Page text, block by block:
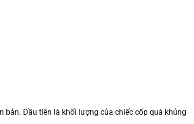
bản. Đầu tiên là khối lượng của chiếc cốp quá khủng